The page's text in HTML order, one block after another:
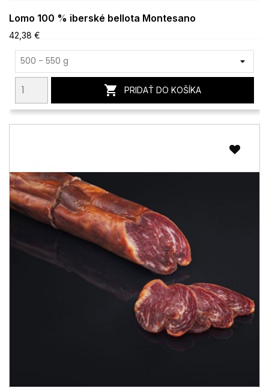
Lomo 100 % iberské bellota Montesano
42,38 €
 PRIDAŤ DO KOŠÍKA